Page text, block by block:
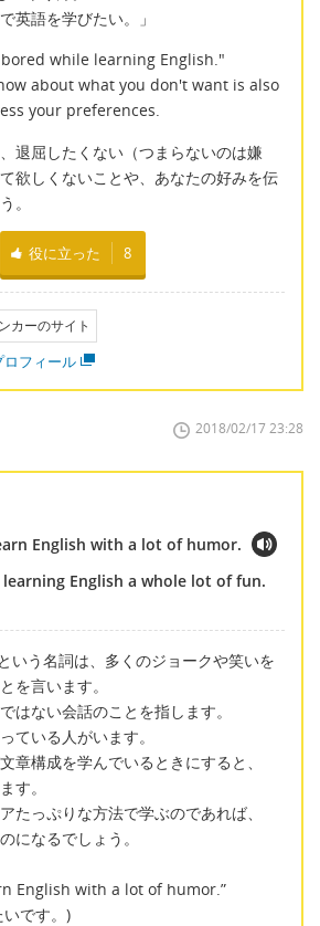
英語を学びたい。」
while learning English."
about what you don't want is also
your preferences.
退屈したくない（つまらないのは嫌
欲しくないことや、あなたの好みを伝
。
役に立った 8
カーのサイト
フィール
2018/02/17 23:28
English with a lot of humor.
learning English a whole lot of fun.
いう名詞は、多くのジョークや笑いを
を言います。
はない会話のことを指します。
ている人がいます。
章構成を学んでいるときにすると、
す。
たっぷりな方法で学ぶのであれば、
になるでしょう。
English with a lot of humor.”
です。)